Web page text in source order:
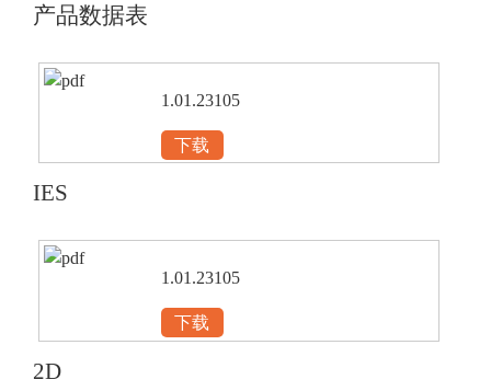
产品数据表
1.01.23105
下载
IES
1.01.23105
下载
2D